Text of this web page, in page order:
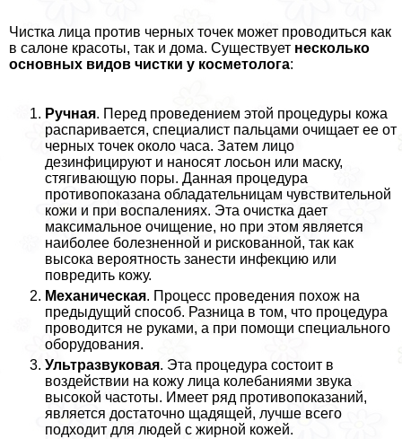
Чистка лица против черных точек может проводиться как
в салоне красоты, так и дома. Существует несколько
основных видов чистки у косметолога:
Ручная. Перед проведением этой процедуры кожа
распаривается, специалист пальцами очищает ее от
черных точек около часа. Затем лицо
дезинфицируют и наносят лосьон или маску,
стягивающую поры. Данная процедypa
противопоказана обладательницам чувствительной
кожи и при воспалениях. Эта очистка дает
максимальное очищение, но при этом является
наиболее болезненной и рискованной, так как
высока вероятность занести инфекцию или
повредить кожу.
Механическая. Процесс проведения похож на
предыдущий способ. Разница в том, что процедypa
проводится не руками, а при помощи специального
оборудования.
Ультразвуковая. Эта процедypa состоит в
воздействии на кожу лица колебаниями звука
высокой частоты. Имеет ряд противопоказаний,
является достаточно щадящей, лучше всего
подходит для людей с жирной кожей.